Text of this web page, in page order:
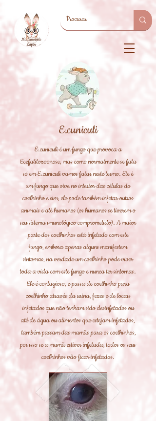
E.cuniculi
E.cuniculi é um fungo que provoca a
Ecefalitozoonose, mas como normalmente se fala
só em E.cuniculi vamos falar neste termo. Ele é
um fungo que vive no interior das células do
coelhinho e sim, ele pode também infetar outros
animais e até humanos (os humanos se tiverem o
seu sistema imunológico comprometido). A maior
parte dos coelhinhos está infetado com este
fungo, embora apenas alguns manifestem
sintomas, na verdade um coelhinho pode viver
toda a vida com este fungo e nunca ter sintomas.
Ele é contagioso, e passa de coelhinho para
coelhinho através da urina, fezes e de locais
infetados que não tenham sido desinfetados ou
até de água ou alimentos que estejam infetados,
também passam das mamãs para os coelhinhos,
por isso se a mamã estiver infetada, todos os seus
coelhinhos vão ficar infetados.